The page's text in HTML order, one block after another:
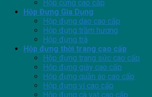
Hộp cứng cao cấp
Hộp Đựng Gia Dụng
Hộp đựng dao cao cấp
Hộp đựng trầm hương
Hộp đựng trà
Hộp đựng thời trang cao cấp
Hộp đựng trang sức cao cấp
Hộp đựng giày cao cấp
Hộp đựng quần áo cao cấp
Hộp đựng ví cao cấp
Hộp đựng cà vạt cao cấp